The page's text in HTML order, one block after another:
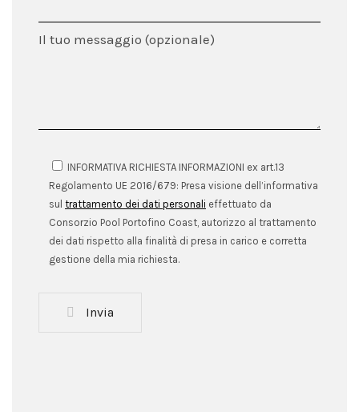
Il tuo messaggio (opzionale)
INFORMATIVA RICHIESTA INFORMAZIONI ex art.13
Regolamento UE 2016/679: Presa visione dell’informativa
sul trattamento dei dati personali effettuato da
Consorzio Pool Portofino Coast, autorizzo al trattamento
dei dati rispetto alla finalità di presa in carico e corretta
gestione della mia richiesta.
Invia